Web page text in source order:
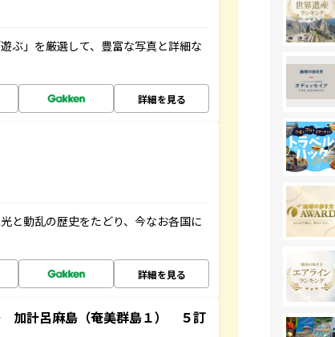
ぶ」を厳選して、豊富な写真と詳細な
詳細を見る
と動乱の歴史をたどり、今なお各国に
詳細を見る
計呂麻島（奄美群島１） ５訂